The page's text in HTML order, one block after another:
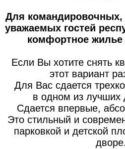
Для командировочных,
уважаемых гостей
комфортное
Если Вы хотите снять
этот вариант
Для Вас сдается
в одном из лучших
Сдается впервые,
Это стильный и
парковкой и детской
дворе.